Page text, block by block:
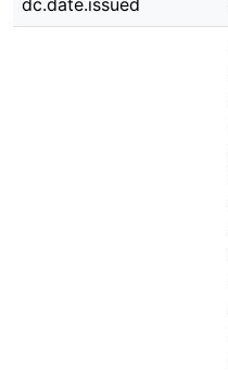
dc.date.issued